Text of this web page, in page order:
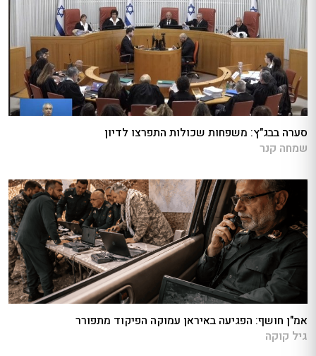
סערה בבג"ץ: משפחות שכולות התפרצו לדיון
שמחה קנר
אמ"ן חושף: הפגיעה באיראן עמוקה הפיקוד מתפורר
גיל קוקה